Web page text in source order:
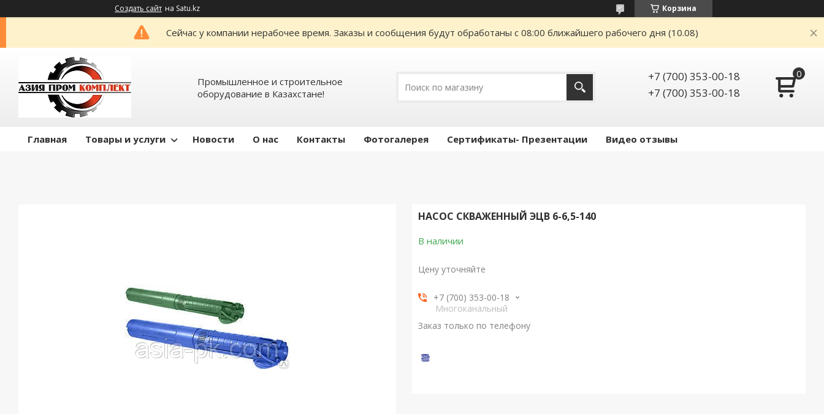
Создать сайт на Satu.kz Корзина
Сейчас у компании нерабочее время. Заказы и сообщения будут обработаны с 08:00 ближайшего рабочего дня (10.08)
Промышленное и строительное
оборудование в Казахстане!
+7 (700) 353-00-18
+7 (700) 353-00-18
Главная Товары и услуги Новости О нас Контакты Фотогалерея Сертификаты- Презентации Видео отзывы
НАСОС СКВАЖЕННЫЙ ЭЦВ 6-6,5-140
В наличии
Цену уточняйте
+7 (700) 353-00-18
Многоканальный
Заказ только по телефону